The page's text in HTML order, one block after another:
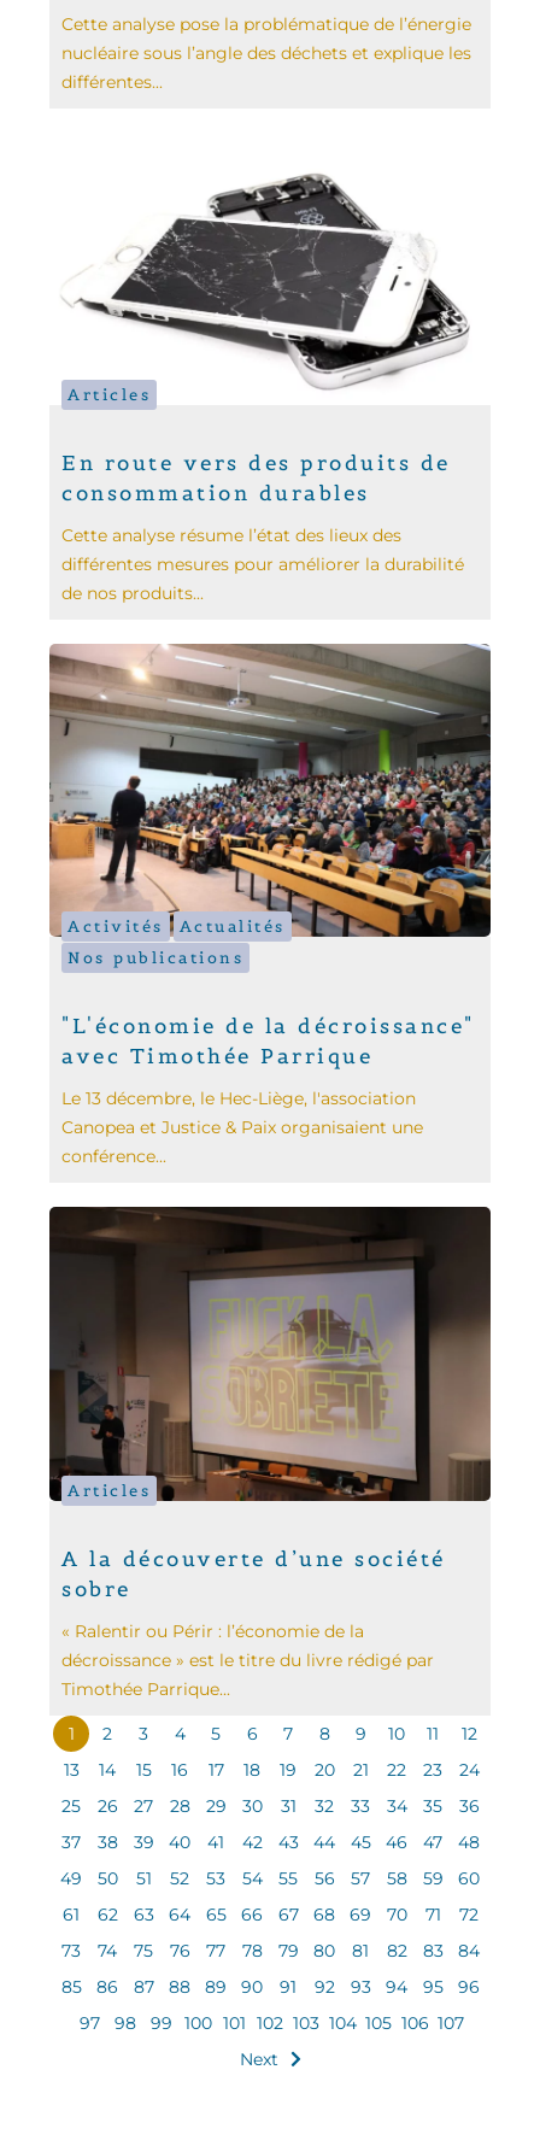
Cette analyse pose la problématique de l’énergie
nucléaire sous l’angle des déchets et explique les
différentes...
Articles
En route vers des produits de
consommation durables
Cette analyse résume l’état des lieux des
différentes mesures pour améliorer la durabilité
de nos produits...
Activités
Actualités
Nos publications
"L'économie de la décroissance"
avec Timothée Parrique
Le 13 décembre, le Hec-Liège, l'association
Canopea et Justice & Paix organisaient une
conférence...
Articles
A la découverte d’une société
sobre
« Ralentir ou Périr : l’économie de la
décroissance » est le titre du livre rédigé par
Timothée Parrique...
1 2 3 4 5 6 7 8 9 10 11
12
13
14 15 16 17 18 19 20 21 22 23
24
25
26 27 28 29 30 31 32 33 34 35
36
37
38 39 40 41 42 43 44 45 46 47
48
49
50 51 52 53 54 55 56 57 58 59
60
61
62 63 64 65 66 67 68 69 70 71
72
73
74 75 76 77 78 79 80 81 82 83
84
85
86 87 88 89 90 91 92 93 94 95
96
97
98 99 100 101 102 103 104 105 106 107
Next